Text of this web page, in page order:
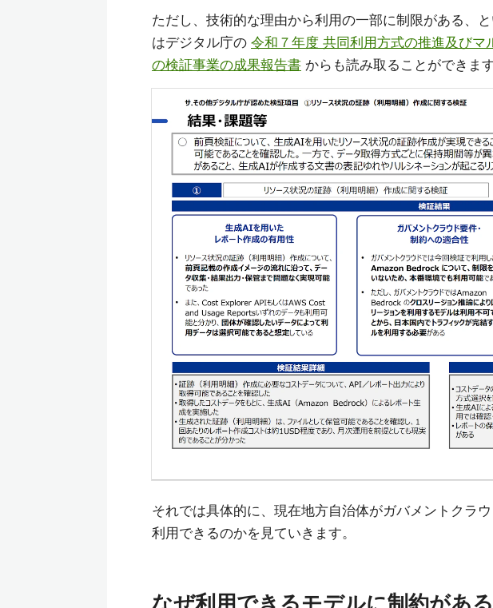
ただし、技術的な理由から利用の一部に制限がある、
はデジタル庁の 令和７年度 共同利用方式の推進及び
の検証事業の成果報告書 からも読み取ることができます
それでは具体的に、現在地方自治体がガバメントクラ
利用できるのかを見ていきます。
なぜ利用できるモデルに制約があ